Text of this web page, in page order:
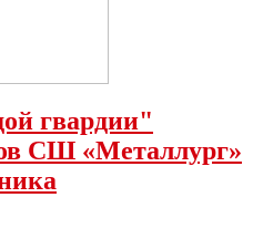
гвардии"
СШ «Металлург»